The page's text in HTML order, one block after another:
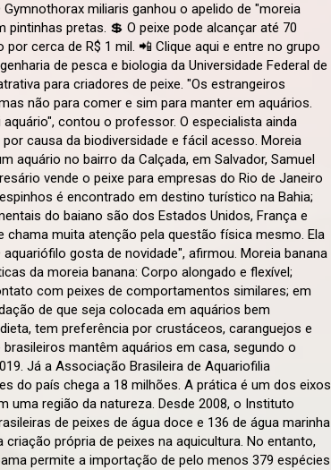
miliaris ganhou o apelido de "moreia
pretas. 💲 O peixe pode alcançar até 70
cerca de R$ 1 mil. 📲 Clique aqui e entre no grupo
de pesca e biologia da Universidade Federal de
para criadores de peixe. "Os estrangeiros
não para comer e sim para manter em aquários.
contou o professor. O especialista ainda
causa da biodiversidade e fácil acesso. Moreia
aquário no bairro da Calçada, em Salvador, Samuel
vende o peixe para empresas do Rio de Janeiro
é encontrado em destino turístico na Bahia;
do baiano são dos Estados Unidos, França e
chama muita atenção pela questão física mesmo. Ela
gosta de novidade", afirmou. Moreia banana
da moreia banana: Corpo alongado e flexível;
com peixes de comportamentos similares; em
de que seja colocada em aquários bem
tem preferência por crustáceos, caranguejos e
mantêm aquários em casa, segundo o
Já a Associação Brasileira de Aquariofilia
do país chega a 18 milhões. A prática é um dos eixos
uma região da natureza. Desde 2008, o Instituto
de peixes de água doce e 136 de água marinha
própria de peixes na aquicultura. No entanto,
permite a importação de pelo menos 379 espécies